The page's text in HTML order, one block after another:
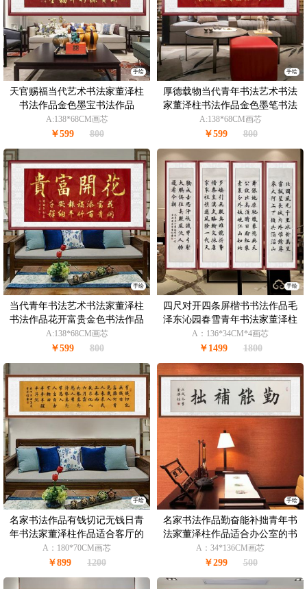
手绘
天官赐福当代艺术书法家董泽柱
书法作品金色墨宝书法作品
A:138*68CM画芯
￥599 800
手绘
厚德载物当代青年书法艺术书法
家董泽柱书法作品金色墨笔书法
作品
A:138*68CM画芯
￥599 800
手绘
当代青年书法艺术书法家董泽柱
书法作品花开富贵金色书法作品
A:138*68CM画芯
￥599 800
手绘
四尺对开四条屏楷书书法作品毛
泽东沁园春雪青年书法家董泽柱
作品
A：136*34CM*4画芯
￥1499 1800
手绘
名家书法作品有钱切记无钱日青
年书法家董泽柱作品适合客厅的
书法作品
A：180*70CM画芯
￥899 1200
手绘
名家书法作品勤奋能补拙青年书
法家董泽柱作品适合办公室的书
法作品
A：34*136CM画芯
￥299 500